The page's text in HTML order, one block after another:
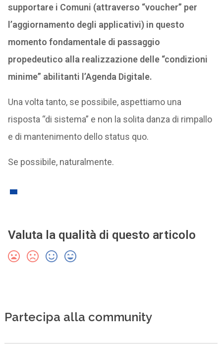
supportare i Comuni (attraverso “voucher” per
l’aggiornamento degli applicativi) in questo
momento fondamentale di passaggio
propedeutico alla realizzazione delle “condizioni
minime” abilitanti l’Agenda Digitale.
Una volta tanto, se possibile, aspettiamo una
risposta “di sistema” e non la solita danza di rimpallo
e di mantenimento dello status quo.
Se possibile, naturalmente.
Valuta la qualità di questo articolo
Partecipa alla community